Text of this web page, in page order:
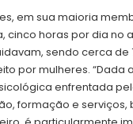
em sua maioria
cinco horas por dia no
sendo cerca de
por mulheres. “Dada
enfrentada
formação e serviços,